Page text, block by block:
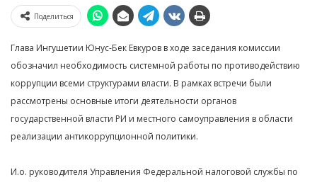
Поделиться
Глава Ингушетии Юнус-Бек Евкуров в ходе заседания комиссии
обозначил необходимость системной работы по противодействию
коррупции всеми структурами власти. В рамках встречи были
рассмотрены основные итоги деятельности органов
государственной власти РИ и местного самоуправления в области
реализации антикоррупционной политики.
И.о. руководителя Управления Федеральной налоговой службы по